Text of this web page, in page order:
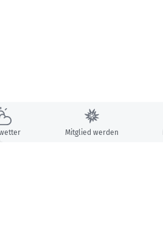
Mitglied werden